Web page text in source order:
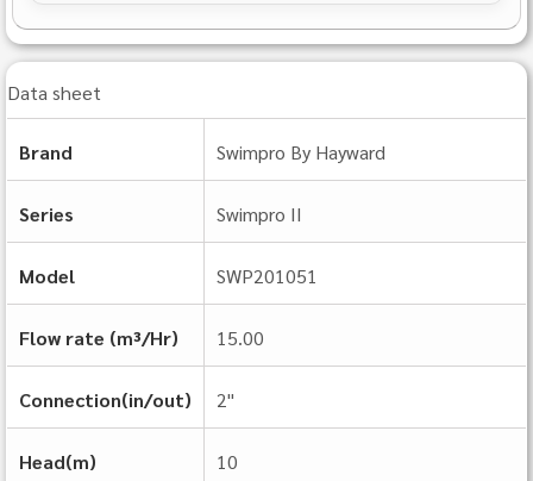
Data sheet
Brand Swimpro By Hayward
Series Swimpro II
Model SWP201051
Flow rate (m³/Hr) 15.00
Connection(in/out) 2"
Head(m) 10